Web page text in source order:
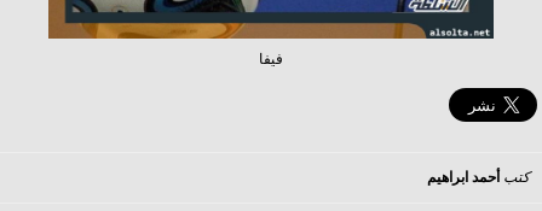
فيفا
كتب أحمد ابراهيم